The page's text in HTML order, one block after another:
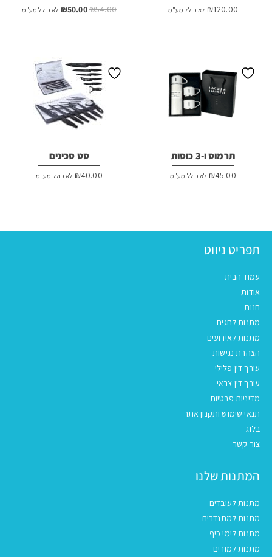
₪120.00 לא כולל מע"מ ₪54.00
המחיר₪50.00 המחיר
לא כולל מע"מ
תרמוס ו-3 כוסות
₪45.00 לא כולל מע"מ
סט סכינים
₪40.00 לא כולל מע"מ
תפריט ניווט
עמוד הבית
אודות
חנות
מתנות לחגים
מתנות לאירועים
הצהרת נגישות
עורך דין פלילי
עורך דין צבאי
מדיניות פרטיות
תנאי שימוש ותקנון אתר
בלוג
צור קשר
המתנות שלנו
מתנות לעובדים
מתנות למתנדבים
מתנות לימי כיף
מתנות למורים